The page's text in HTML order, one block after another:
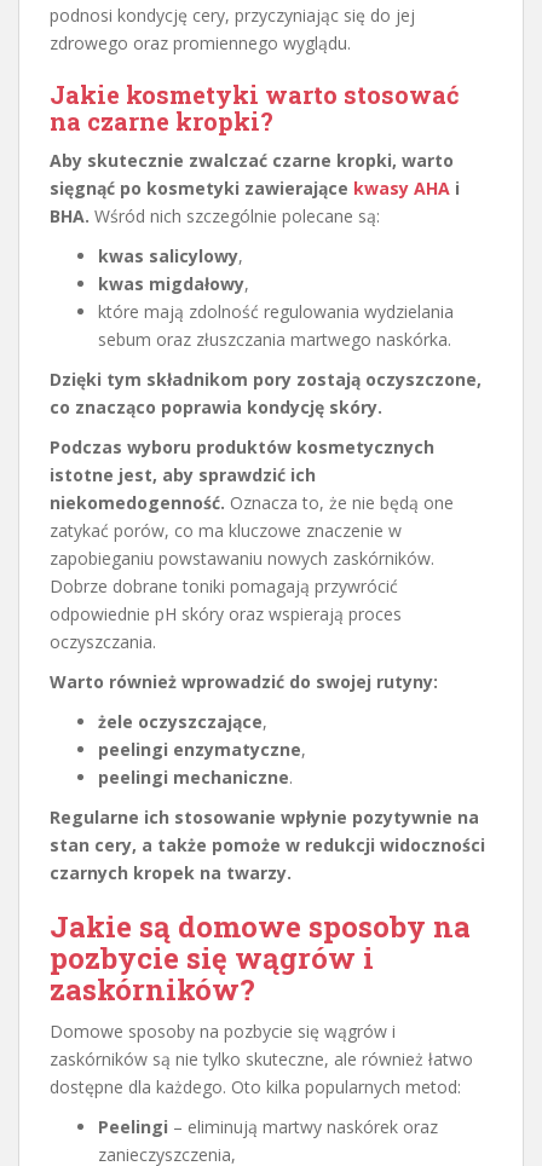
podnosi kondycję cery, przyczyniając się do jej
zdrowego oraz promiennego wyglądu.
Jakie kosmetyki warto stosować
na czarne kropki?
Aby skutecznie zwalczać czarne kropki, warto
sięgnąć po kosmetyki zawierające kwasy AHA i
BHA. Wśród nich szczególnie polecane są:
kwas salicylowy,
kwas migdałowy,
które mają zdolność regulowania wydzielania
sebum oraz złuszczania martwego naskórka.
Dzięki tym składnikom pory zostają oczyszczone,
co znacząco poprawia kondycję skóry.
Podczas wyboru produktów kosmetycznych
istotne jest, aby sprawdzić ich
niekomedogenność. Oznacza to, że nie będą one
zatykać porów, co ma kluczowe znaczenie w
zapobieganiu powstawaniu nowych zaskórników.
Dobrze dobrane toniki pomagają przywrócić
odpowiednie pH skóry oraz wspierają proces
oczyszczania.
Warto również wprowadzić do swojej rutyny:
żele oczyszczające,
peelingi enzymatyczne,
peelingi mechaniczne.
Regularne ich stosowanie wpłynie pozytywnie na
stan cery, a także pomoże w redukcji widoczności
czarnych kropek na twarzy.
Jakie są domowe sposoby na
pozbycie się wągrów i
zaskórników?
Domowe sposoby na pozbycie się wągrów i
zaskórników są nie tylko skuteczne, ale również łatwo
dostępne dla każdego. Oto kilka popularnych metod:
Peelingi – eliminują martwy naskórek oraz
zanieczyszczenia,